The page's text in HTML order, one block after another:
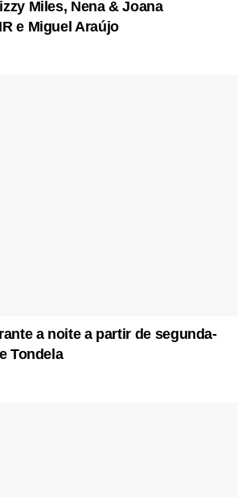
Miles, Nena & Joana
e Miguel Araújo
a noite a partir de segunda-
Tondela